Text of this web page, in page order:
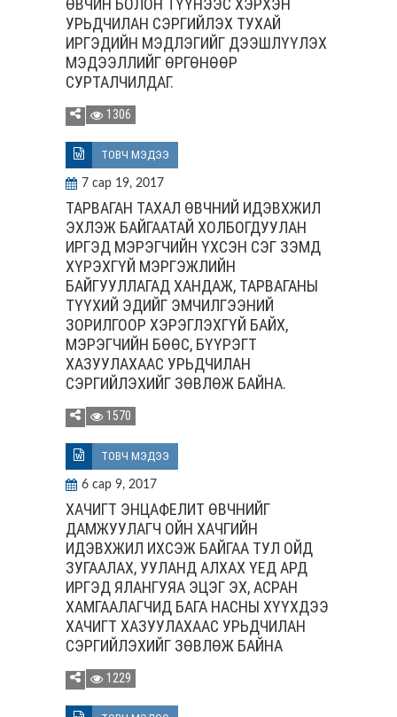
ӨВЧИН БОЛОН ТҮҮНЭЭС ХЭРХЭН
УРЬДЧИЛАН СЭРГИЙЛЭХ ТУХАЙ
ИРГЭДИЙН МЭДЛЭГИЙГ ДЭЭШЛҮҮЛЭХ
МЭДЭЭЛЛИЙГ ӨРГӨНӨӨР
СУРТАЛЧИЛДАГ.
1306
ТОВЧ МЭДЭЭ
7 сар 19, 2017
ТАРВАГАН ТАХАЛ ӨВЧНИЙ ИДЭВХЖИЛ
ЭХЛЭЖ БАЙГААТАЙ ХОЛБОГДУУЛАН
ИРГЭД МЭРЭГЧИЙН ҮХСЭН СЭГ ЗЭМД
ХҮРЭХГҮЙ МЭРГЭЖЛИЙН
БАЙГУУЛЛАГАД ХАНДАЖ, ТАРВАГАНЫ
ТҮҮХИЙ ЭДИЙГ ЭМЧИЛГЭЭНИЙ
ЗОРИЛГООР ХЭРЭГЛЭХГҮЙ БАЙХ,
МЭРЭГЧИЙН БӨӨС, БҮҮРЭГТ
ХАЗУУЛАХААС УРЬДЧИЛАН
СЭРГИЙЛЭХИЙГ ЗӨВЛӨЖ БАЙНА.
1570
ТОВЧ МЭДЭЭ
6 сар 9, 2017
ХАЧИГТ ЭНЦАФЕЛИТ ӨВЧНИЙГ
ДАМЖУУЛАГЧ ОЙН ХАЧГИЙН
ИДЭВХЖИЛ ИХСЭЖ БАЙГАА ТУЛ ОЙД
ЗУГААЛАХ, УУЛАНД АЛХАХ ҮЕД АРД
ИРГЭД ЯЛАНГУЯА ЭЦЭГ ЭХ, АСРАН
ХАМГААЛАГЧИД БАГА НАСНЫ ХҮҮХДЭЭ
ХАЧИГТ ХАЗУУЛАХААС УРЬДЧИЛАН
СЭРГИЙЛЭХИЙГ ЗӨВЛӨЖ БАЙНА
1229